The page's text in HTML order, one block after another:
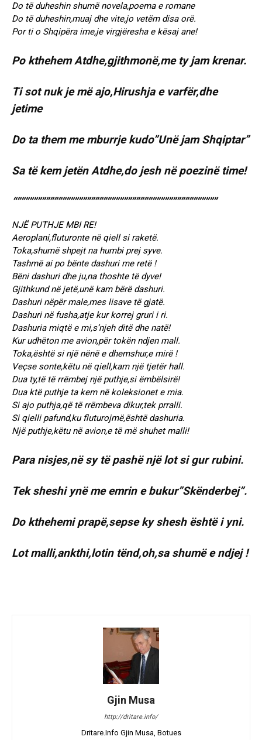
Do të duheshin shumë novela,poema e romane
Do të duheshin,muaj dhe vite,jo vetëm disa orë.
Por ti o Shqipëra ime,je virgjëresha e kësaj ane!
Po kthehem Atdhe,gjithmonë,me ty jam krenar.
Ti sot nuk je më ajo,Hirushja e varfër,dhe
jetime
Do ta them me mburrje kudo”Unë jam Shqiptar”
Sa të kem jetën Atdhe,do jesh në poezinë time!
“”””””””””””””””””””””””””””””””””””””””””””””””””
NJË PUTHJE MBI RE!
Aeroplani,fluturonte në qiell si raketë.
Toka,shumë shpejt na humbi prej syve.
Tashmë ai po bënte dashuri me retë !
Bëni dashuri dhe ju,na thoshte të dyve!
Gjithkund në jetë,unë kam bërë dashuri.
Dashuri nëpër male,mes lisave të gjatë.
Dashuri në fusha,atje kur korrej gruri i ri.
Dashuria miqtë e mi,s’njeh ditë dhe natë!
Kur udhëton me avion,për tokën ndjen mall.
Toka,është si një nënë e dhemshur,e mirë !
Veçse sonte,këtu në qiell,kam një tjetër hall.
Dua ty,të të rrëmbej një puthje,si ëmbëlsirë!
Dua ktë puthje ta kem në koleksionet e mia.
Si ajo puthja,që të rrëmbeva dikur,tek prralli.
Si qielli pafund,ku fluturojmë,është dashuria.
Një puthje,këtu në avion,e të më shuhet malli!
Para nisjes,në sy të pashë një lot si gur rubini.
Tek sheshi ynë me emrin e bukur”Skënderbej”.
Do kthehemi prapë,sepse ky shesh është i yni.
Lot malli,ankthi,lotin tënd,oh,sa shumë e ndjej !
Gjin Musa
http://dritare.info/
Dritare.Info Gjin Musa, Botues